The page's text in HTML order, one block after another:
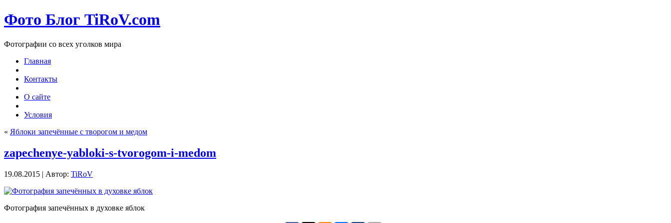
Фото Блог TiRoV.com
Фотографии со всех уголков мира
Главная
Контакты
О сайте
Условия
« Яблоки запечённые с творогом и медом
zapechenye-yabloki-s-tvorogom-i-medom
19.08.2015 | Автор: TiRoV
Фотография запечённых в духовке яблок